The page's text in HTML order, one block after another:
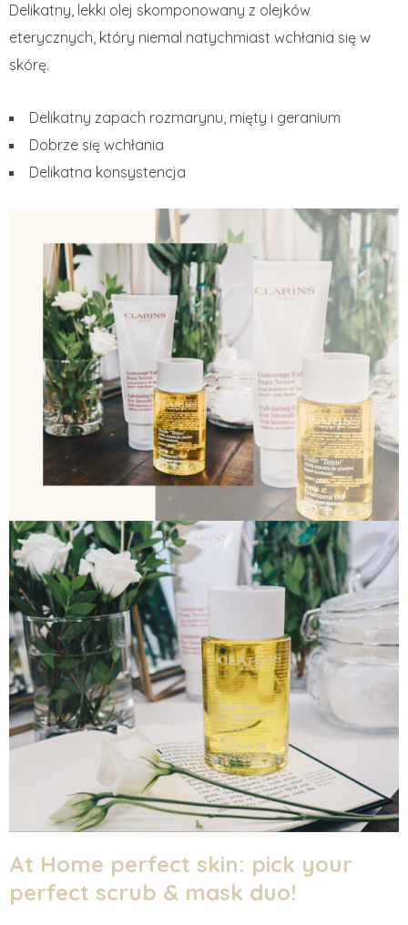
Delikatny, lekki olej skomponowany z olejków
eterycznych, który niemal natychmiast wchłania się w
skórę.
Delikatny zapach rozmarynu, mięty i geranium
Dobrze się wchłania
Delikatna konsystencja
At Home perfect skin: pick your
perfect scrub & mask duo!